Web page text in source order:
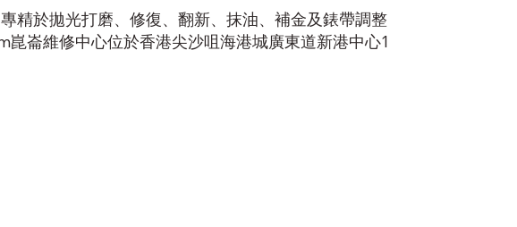
精於拋光打磨、修復、翻新、抹油、補金及錶帶調整
崙維修中心位於香港尖沙咀海港城廣東道新港中心1